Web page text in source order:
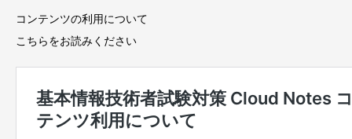
コンテンツの利用について
こちらをお読みください